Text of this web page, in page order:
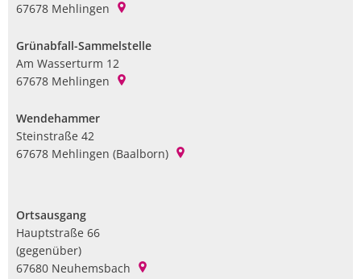
67678 Mehlingen
Grünabfall-Sammelstelle
Am Wasserturm 12
67678 Mehlingen
Wendehammer
Steinstraße 42
67678 Mehlingen (Baalborn)
Ortsausgang
Hauptstraße 66
(gegenüber)
67680 Neuhemsbach